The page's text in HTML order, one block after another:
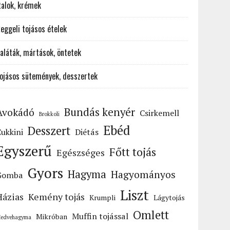
krémek
tojásos ételek
mártások, öntetek
sütemények, desszertek
Brokkoli Bundás kenyér Csirkemell
Desszert Diétás Ebéd
Egészséges Főtt tojás
Gyors Hagyma Hagyományos
Kemény tojás Krumpli Liszt Lágytojás
Mikróban Muffin tojással Omlett